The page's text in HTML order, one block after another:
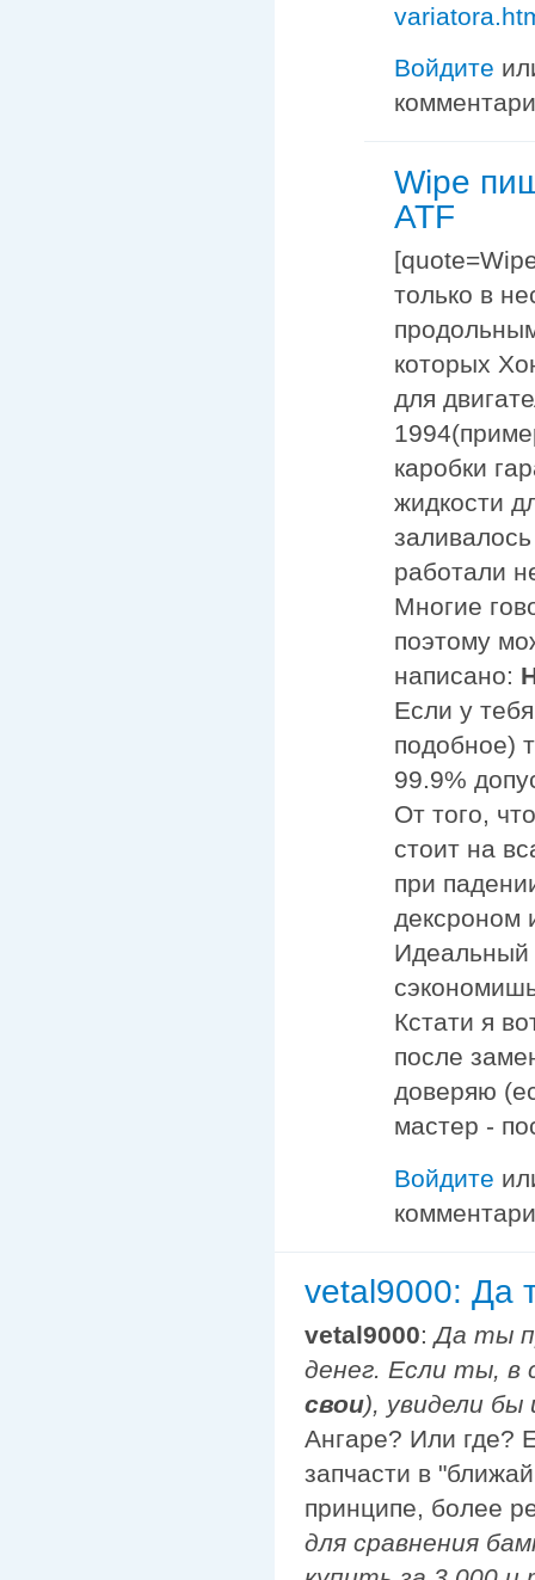
Войдите
Wipe
ATF
только в
которых
для
каробки
жидкости
работали
Многие
поэтому
написано:
Если у
подобное)
99.9%
От того,
стоит на
при
дексроном
Идеальный
Кстати я
после
доверяю
мастер -
Войдите
vetal9000: Да
vetal9000:Да ты
денег. Если ты, в
свои), увидели
Ангаре? Или где?
запчасти в
принципе, более
для сравнения